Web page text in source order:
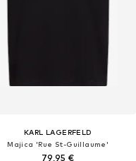
KARL LAGERFELD
Majica 'Rue St-Guillaume'
79,95 €